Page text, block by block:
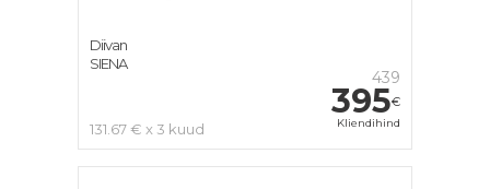
439
395€
Kliendihind
131.67 € x 3 kuud
Diivan
SIENA